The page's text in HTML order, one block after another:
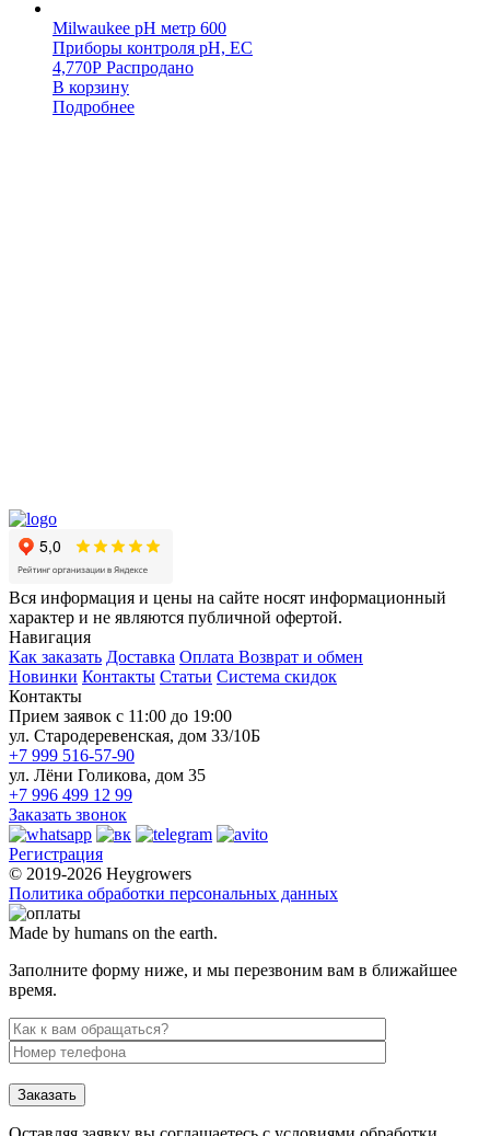
Milwaukee pH метр 600
Приборы контроля pH, EC
4,770Р Распродано
В корзину
Подробнее
Вся информация и цены на сайте носят информационный
характер и не являются публичной офертой.
Навигация
Как заказать Доставка Оплата Возврат и обмен
Новинки Контакты Статьи Система скидок
Контакты
Прием заявок с 11:00 до 19:00
ул. Стародеревенская, дом 33/10Б
+7 999 516-57-90
ул. Лёни Голикова, дом 35
+7 996 499 12 99
Заказать звонок
Регистрация
© 2019-2026 Heygrowers
Политика обработки персональных данных
Made by humans on the earth.
Заполните форму ниже, и мы перезвоним вам в ближайшее
время.
Заказать